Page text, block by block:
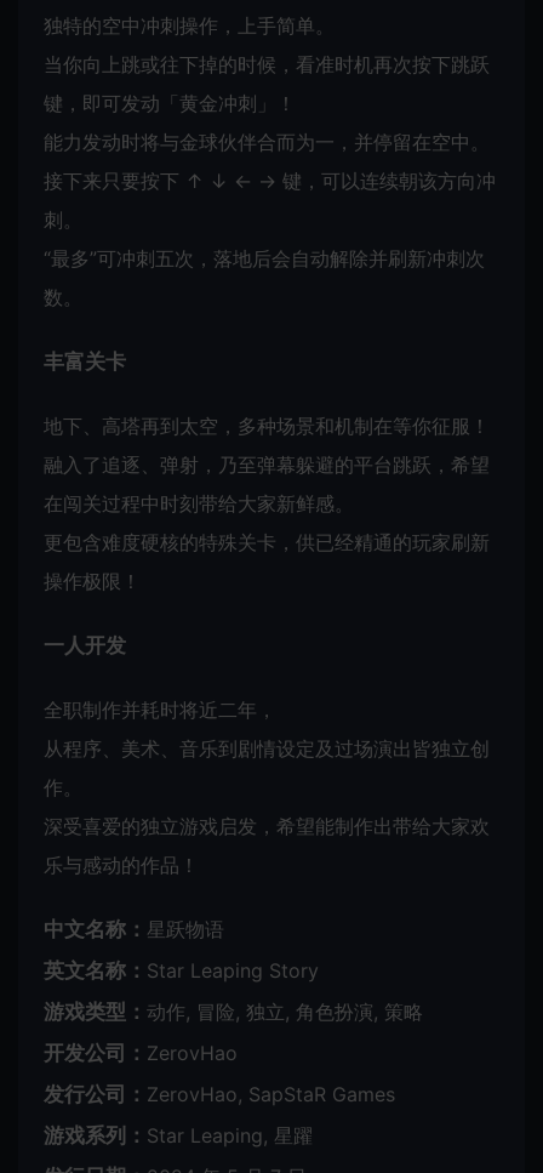
独特的空中冲刺操作，上手简单。
当你向上跳或往下掉的时候，看准时机再次按下跳跃
键，即可发动「黄金冲刺」！
能力发动时将与金球伙伴合而为一，并停留在空中。
接下来只要按下 ↑ ↓ ← → 键，可以连续朝该方向冲
刺。
“最多”可冲刺五次，落地后会自动解除并刷新冲刺次
数。
丰富关卡
地下、高塔再到太空，多种场景和机制在等你征服！
融入了追逐、弹射，乃至弹幕躲避的平台跳跃，希望
在闯关过程中时刻带给大家新鲜感。
更包含难度硬核的特殊关卡，供已经精通的玩家刷新
操作极限！
一人开发
全职制作并耗时将近二年，
从程序、美术、音乐到剧情设定及过场演出皆独立创
作。
深受喜爱的独立游戏启发，希望能制作出带给大家欢
乐与感动的作品！
中文名称： 星跃物语
英文名称： Star Leaping Story
游戏类型： 动作, 冒险, 独立, 角色扮演, 策略
开发公司： ZerovHao
发行公司： ZerovHao, SapStaR Games
游戏系列： Star Leaping, 星躍